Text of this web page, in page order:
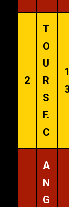
2
T
O
U
R
S
F.
C
1
A
N
G